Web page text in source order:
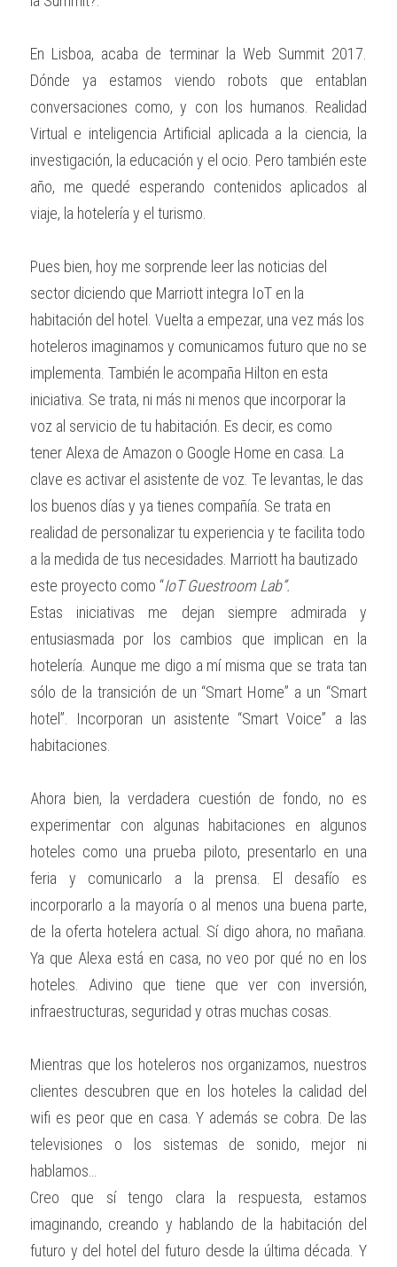
En Lisboa, acaba de terminar la Web Summit 2017.
Dónde ya estamos viendo robots que entablan
conversaciones como, y con los humanos. Realidad
Virtual e inteligencia Artificial aplicada a la ciencia, la
investigación, la educación y el ocio. Pero también este
año, me quedé esperando contenidos aplicados al
viaje, la hotelería y el turismo.
Pues bien, hoy me sorprende leer las noticias del
sector diciendo que Marriott integra IoT en la
habitación del hotel. Vuelta a empezar, una vez más los
hoteleros imaginamos y comunicamos futuro que no se
implementa. También le acompaña Hilton en esta
iniciativa. Se trata, ni más ni menos que incorporar la
voz al servicio de tu habitación. Es decir, es como
tener Alexa de Amazon o Google Home en casa. La
clave es activar el asistente de voz. Te levantas, le das
los buenos días y ya tienes compañía. Se trata en
realidad de personalizar tu experiencia y te facilita todo
a la medida de tus necesidades. Marriott ha bautizado
este proyecto como “IoT Guestroom Lab”.
Estas iniciativas me dejan siempre admirada y
entusiasmada por los cambios que implican en la
hotelería. Aunque me digo a mí misma que se trata tan
sólo de la transición de un “Smart Home” a un “Smart
hotel”. Incorporan un asistente “Smart Voice” a las
habitaciones.
Ahora bien, la verdadera cuestión de fondo, no es
experimentar con algunas habitaciones en algunos
hoteles como una prueba piloto, presentarlo en una
feria y comunicarlo a la prensa. El desafío es
incorporarlo a la mayoría o al menos una buena parte,
de la oferta hotelera actual. Sí digo ahora, no mañana.
Ya que Alexa está en casa, no veo por qué no en los
hoteles. Adivino que tiene que ver con inversión,
infraestructuras, seguridad y otras muchas cosas.
Mientras que los hoteleros nos organizamos, nuestros
clientes descubren que en los hoteles la calidad del
wifi es peor que en casa. Y además se cobra. De las
televisiones o los sistemas de sonido, mejor ni
hablamos…
Creo que sí tengo clara la respuesta, estamos
imaginando, creando y hablando de la habitación del
futuro y del hotel del futuro desde la última década. Y